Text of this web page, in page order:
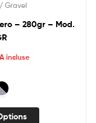
/ Gravel
280gr – Mod.
incluse